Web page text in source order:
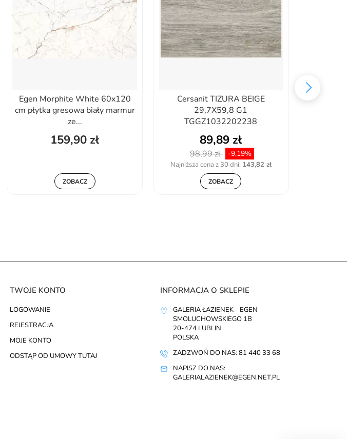
Egen Morphite White 60x120
cm płytka gresowa biały marmur
ze...
159,90 zł
ZOBACZ
Cersanit TIZURA BEIGE
29,7X59,8 G1
TGGZ1032202238
89,89 zł
98,99 zł -9,19%
Najniższa cena z 30 dni: 143,82 zł
ZOBACZ
TWOJE KONTO
LOGOWANIE
REJESTRACJA
MOJE KONTO
ODSTĄP OD UMOWY TUTAJ
INFORMACJA O SKLEPIE
GALERIA ŁAZIENEK - EGEN
SMOLUCHOWSKIEGO 1B
20-474 LUBLIN
POLSKA
ZADZWOŃ DO NAS: 81 440 33 68
NAPISZ DO NAS:
GALERIALAZIENEK@EGEN.NET.PL